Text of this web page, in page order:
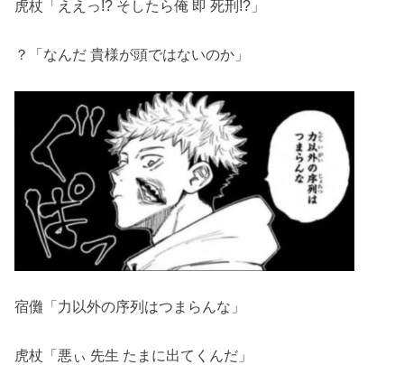
虎杖「ええっ!? そしたら俺 即 死刑!?」
？「なんだ 貴様が頭ではないのか」
宿儺「力以外の序列はつまらんな」
虎杖「悪ぃ 先生 たまに出てくんだ」